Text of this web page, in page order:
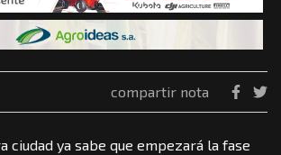
compartir nota
ciudad ya sabe que empezará la fase